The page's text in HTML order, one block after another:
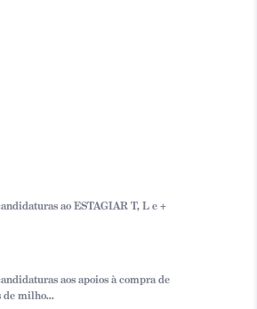
ao ESTAGIAR T, L e +
aos apoios à compra de
de milho...